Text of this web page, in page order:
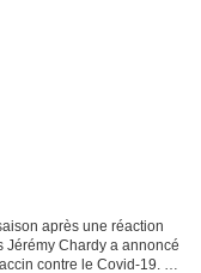
après une réaction
Jérémy Chardy a annoncé
contre le Covid-19. Le